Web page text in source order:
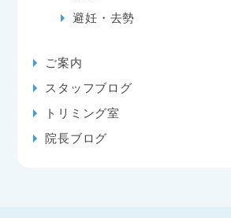
避妊・去勢
ご案内
スタッフブログ
トリミング室
院長ブログ